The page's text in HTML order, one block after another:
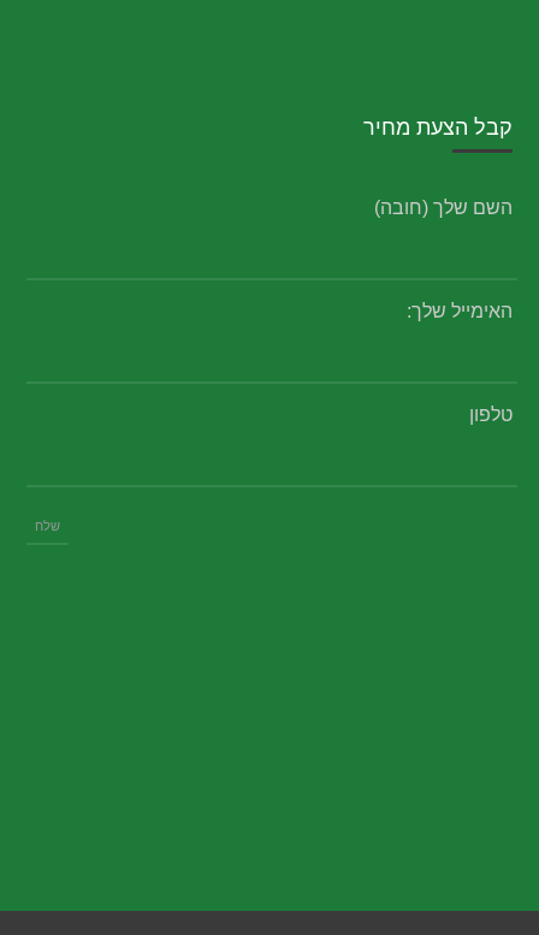
קבל הצעת מחיר
השם שלך (חובה)
האימייל שלך:
טלפון